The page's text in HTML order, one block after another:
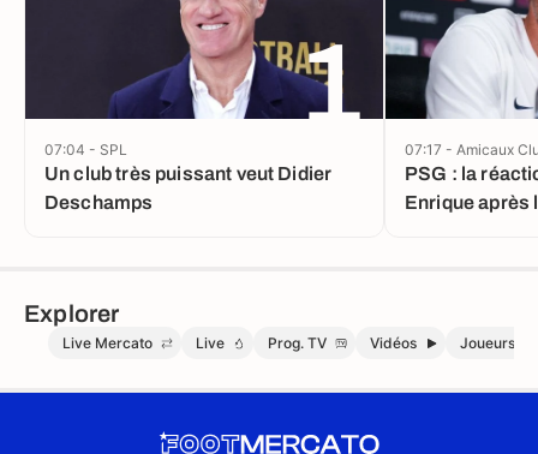
1
Un club très puissant veut Didier
Deschamps
07:04 - SPL
PSG : la
Enrique après
07:17 - Amicaux
Explorer
Live Mercato Live Prog. TV Vidéos Joueurs